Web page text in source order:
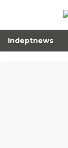
Indeptnews